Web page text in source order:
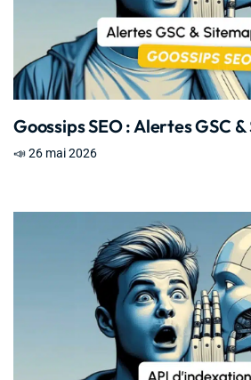
Goossips SEO : Alertes GSC
📣 26 mai 2026